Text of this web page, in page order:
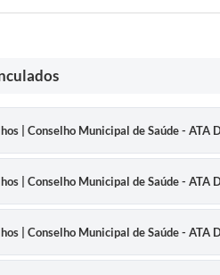
| Conselho Municipal de Saúde -
| Conselho Municipal de Saúde -
| Conselho Municipal de Saúde -